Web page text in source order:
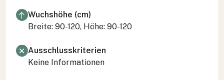
Wuchshöhe (cm)
Breite: 90-120, Höhe: 90-120
Ausschlusskriterien
Keine Informationen